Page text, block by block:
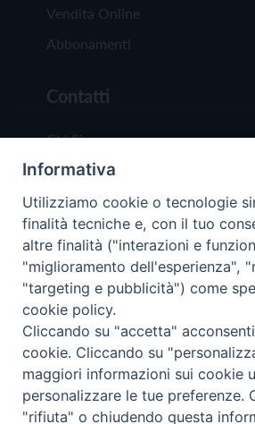
Vendita Online
Abbonamenti
Contatti
Chi Siamo
Redazione
Scrivici
Copyright © 2019 - Tutti i
Trentina Editrice
Privacy Policy
Informativa
Utilizziamo cookie o tecnologie
finalità tecniche e, con il tuo
altre finalità ("interazioni e
"miglioramento dell'esperienza",
"targeting e pubblicità") come
cookie policy.
Cliccando su "accetta"
cookie. Cliccando su
maggiori informazioni sui cookie
personalizzare le tue preferenze.
"rifiuta" o chiudendo questa